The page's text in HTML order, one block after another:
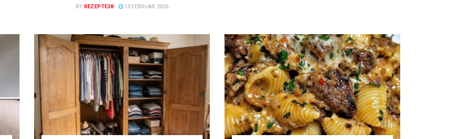
BY REZEPTE38 13 FEBRUAR 2026